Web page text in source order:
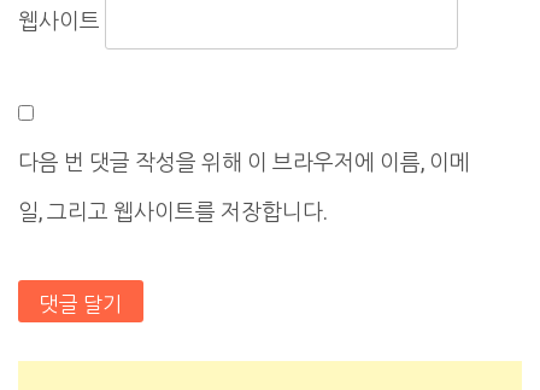
웹사이트
다음 번 댓글 작성을 위해 이 브라우저에 이름, 이메
일, 그리고 웹사이트를 저장합니다.